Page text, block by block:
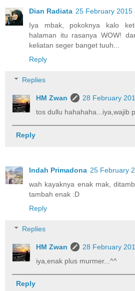
Dian Radiata 25 February 2015
Iya mbak, pokoknya kalo
halaman itu rasanya WOW!
keliatan seger banget tuuh...
Reply
Replies
HM Zwan
28 February
tos dullu hahahaha...iya,wajib
Reply
Indah Primadona 25 February
wah kayaknya enak mak,
tambah enak :D
Reply
Replies
HM Zwan
28 February
iya,enak plus murmer...^^
Reply